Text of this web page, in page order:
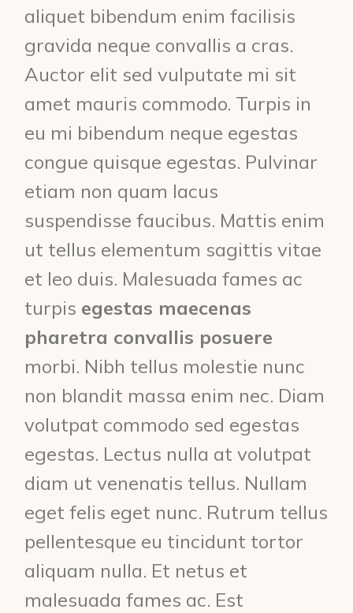
aliquet bibendum enim facilisis
gravida neque convallis a cras.
Auctor elit sed vulputate mi sit
amet mauris commodo. Turpis in
eu mi bibendum neque egestas
congue quisque egestas. Pulvinar
etiam non quam lacus
suspendisse faucibus. Mattis enim
ut tellus elementum sagittis vitae
et leo duis. Malesuada fames ac
turpis egestas maecenas
pharetra convallis posuere
morbi. Nibh tellus molestie nunc
non blandit massa enim nec. Diam
volutpat commodo sed egestas
egestas. Lectus nulla at volutpat
diam ut venenatis tellus. Nullam
eget felis eget nunc. Rutrum tellus
pellentesque eu tincidunt tortor
aliquam nulla. Et netus et
malesuada fames ac. Est